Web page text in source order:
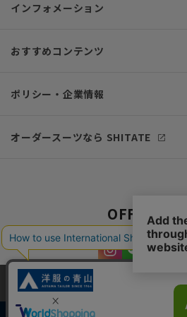
インフォメーション
おすすめコンテンツ
ポリシー・企業情報
オーダースーツなら SHITATE
OFFICIAL
当サイトでは、快適な閲覧体験とコンテン